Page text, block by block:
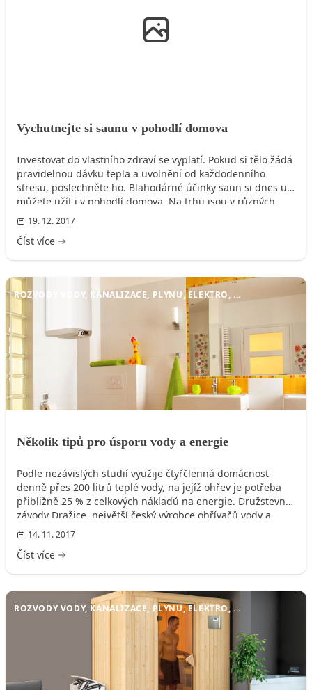
Vychutnejte si saunu v pohodlí domova
Investovat do vlastního zdraví se vyplatí. Pokud si tělo žádá
pravidelnou dávku tepla a uvolnění od každodenního
stresu, poslechněte ho. Blahodárné účinky saun si dnes už
můžete užít i v pohodlí domova. Na trhu jsou v různých
velikostech i cenových provedení a můžou být vhodným
doplňkem každého interiéru.
19. 12. 2017
Číst více
ROZVODY VODY, KANALIZACE, PLYNU, ELEKTRO, ...
Několik tipů pro úsporu vody a energie
Podle nezávislých studií využije čtyřčlenná domácnost
denně přes 200 litrů teplé vody, na jejíž ohřev je potřeba
přibližně 25 % z celkových nákladů na energie. Družstevní
závody Dražice, největší český výrobce ohřívačů vody a
výhradní dodavatel kvalitních švédských tepelných
čerpadel NIBE do České republiky a na Slovensko, proto
přichází s několika tipy, jak zbytečně nezatížit rodinný
rozpočet.
14. 11. 2017
Číst více
ROZVODY VODY, KANALIZACE, PLYNU, ELEKTRO, ...